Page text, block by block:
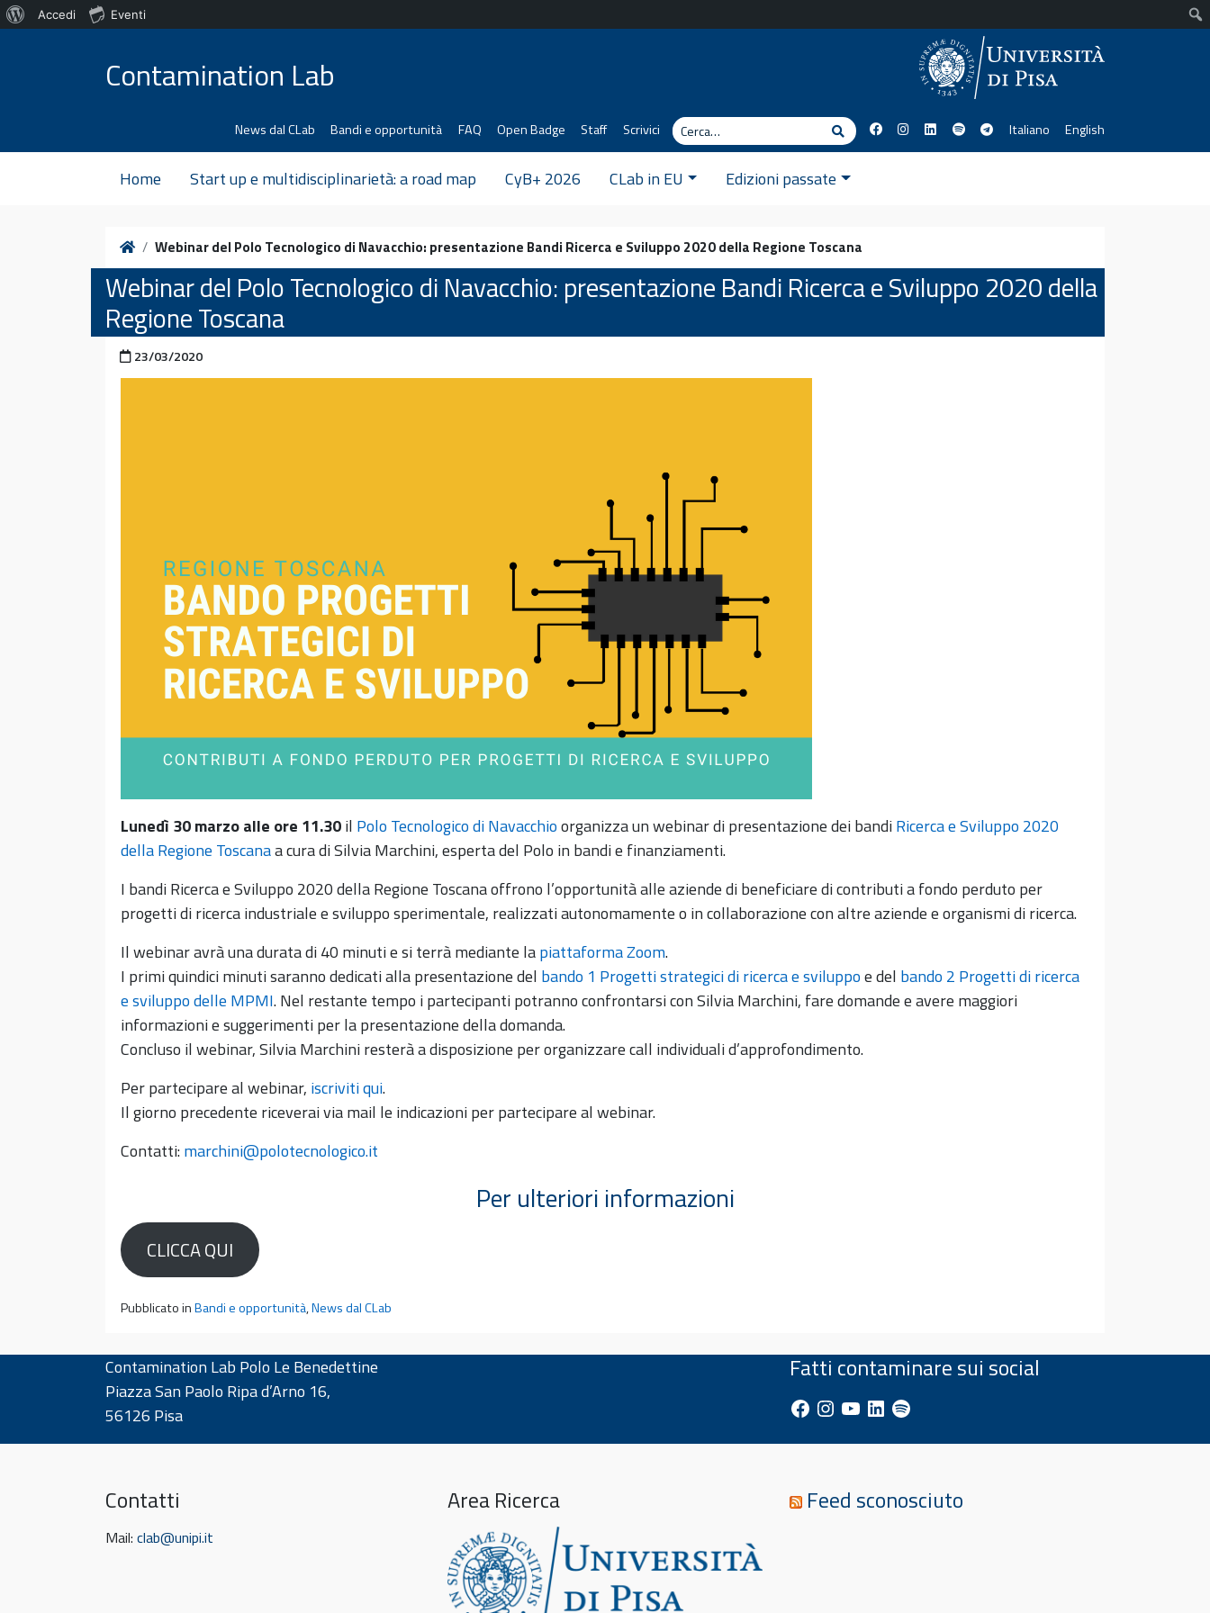
Contamination Lab
News dal CLab Bandi e opportunità FAQ Open Badge Staff Scrivici
Cerca
Cerca Italiano English
Home Start up e multidisciplinarietà: a road map CyB+ 2026 CLab in EU Edizioni passate
HomeWebinar del Polo Tecnologico di Navacchio: presentazione Bandi Ricerca e Sviluppo 2020 della Regione Toscana
Webinar del Polo Tecnologico di Navacchio: presentazione Bandi Ricerca e Sviluppo 2020 della
Regione Toscana
Pubblicato il
23/03/2020
Lunedì 30 marzo alle ore 11.30il Polo Tecnologico di Navacchioorganizza un webinar di presentazione dei bandiRicerca e Sviluppo 2020
della Regione Toscanaa cura di Silvia Marchini, esperta del Polo in bandi e finanziamenti.
I bandi Ricerca e Sviluppo 2020 della Regione Toscana offrono l’opportunità alle aziende di beneficiare di contributi a fondo perduto per
progetti di ricerca industriale e sviluppo sperimentale, realizzati autonomamente o in collaborazione con altre aziende e organismi di ricerca.
Il webinar avrà una durata di 40 minuti e si terrà mediante lapiattaforma Zoom.
I primi quindici minuti saranno dedicati alla presentazione del bando 1 Progetti strategici di ricerca e sviluppoe del bando 2 Progetti di ricerca
e sviluppo delle MPMI. Nel restante tempo i partecipanti potranno confrontarsi con Silvia Marchini, fare domande e avere maggiori
informazioni e suggerimenti per la presentazione della domanda.
Concluso il webinar, Silvia Marchini resterà a disposizione per organizzare call individuali d’approfondimento.
Per partecipare al webinar, iscriviti qui.
Il giorno precedente riceverai via mail le indicazioni per partecipare al webinar.
Contatti:marchini@polotecnologico.it
Per ulteriori informazioni
CLICCA QUI
Pubblicato inBandi e opportunità,News dal CLab
Contamination Lab Polo Le Benedettine
Piazza San Paolo Ripa d’Arno 16,
56126 Pisa
Fatti contaminare sui social
Facebook
Instagram
YouTube
LinkedInSpotify
Contatti
Mail: clab@unipi.it
Area Ricerca Feed sconosciuto
Informazioni
Accedi Eventi